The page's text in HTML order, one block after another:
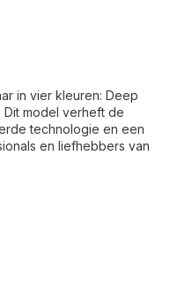
in vier kleuren: Deep
Dit model verheft de
technologie en een
en liefhebbers van